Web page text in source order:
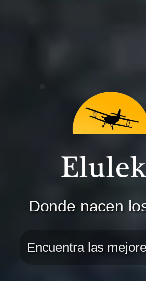
Donde nacen
Encuentra las